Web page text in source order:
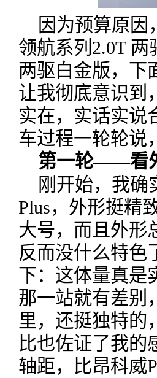
因为预算原因
领航系列2.0T 两
两驱白金版，下
让我彻底意识到
实在，实话实说
车过程一轮轮说
第一轮——看
刚开始，我
Plus，外形挺精
大号，而且外形
反而没什么特色
下：这体量真是
那一站就有差别
里，还挺独特的
比也佐证了我的
轴距，比昂科威